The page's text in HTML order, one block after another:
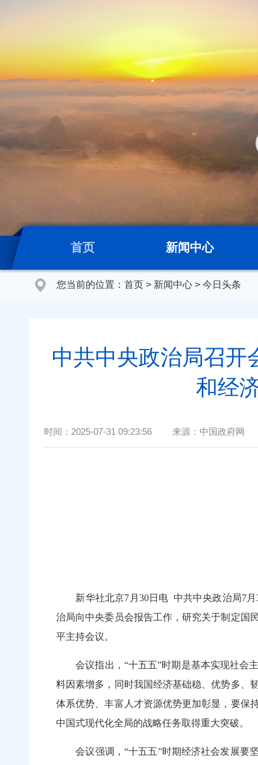
首页 新闻中心
您当前的位置： 首页 > 新闻中心 > 今日头条
中共中央政治局召开
和经
时间： 2025-07-31 09:23:56 来源： 中国政府网
新华社北京7月30日电 中共中央政治局7月
治局向中央委员会报告工作，研究关于制定国
平主持会议。
会议指出，“十五五”时期是基本实现社会主
料因素增多，同时我国经济基础稳、优势多、
体系优势、丰富人才资源优势更加彰显，要保
中国式现代化全局的战略任务取得重大突破。
会议强调，“十五五”时期经济社会发展要坚